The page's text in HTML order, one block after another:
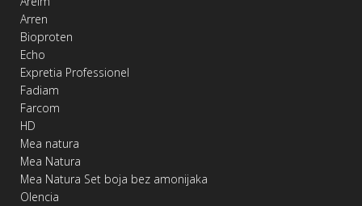
Arren
Bioproten
Echo
Expretia Professionel
Fadiam
Farcom
HD
Mea natura
Mea Natura
Mea Natura Set boja bez amonijaka
Olencia